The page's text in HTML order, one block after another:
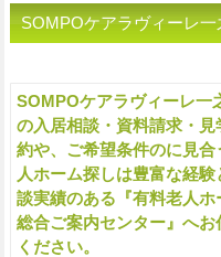
SOMPOケアラヴィーレ
SOMPOケアラヴィーレ一
の入居相談・資料請求・見
約や、ご希望条件のに見合
人ホーム探しは豊富な経験
談実績のある『有料老人ホ
総合ご案内センター』へお
ください。